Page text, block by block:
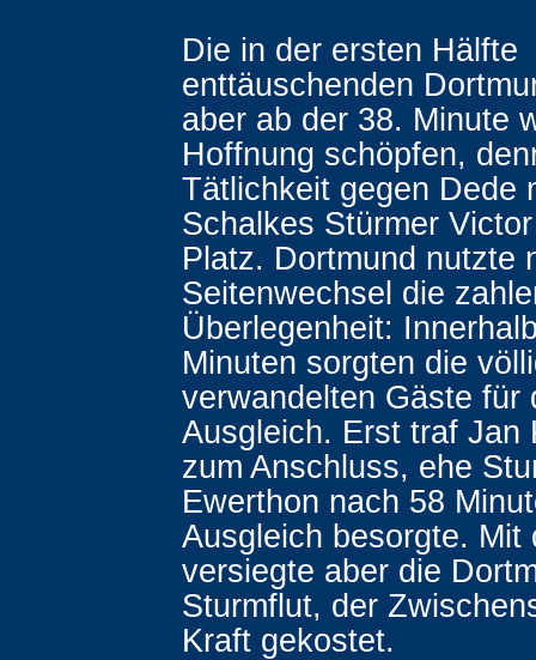
Die in der ersten Hälfte
enttäuschenden
aber ab der 38. Minute
Hoffnung schöpfen,
Tätlichkeit gegen Dede
Schalkes Stürmer
Platz. Dortmund nutzte
Seitenwechsel die
Überlegenheit:
Minuten sorgten die
verwandelten Gäste für
Ausgleich. Erst traf Jan
zum Anschluss, ehe
Ewerthon nach 58
Ausgleich besorgte. Mit
versiegte aber die
Sturmflut, der
Kraft gekostet.